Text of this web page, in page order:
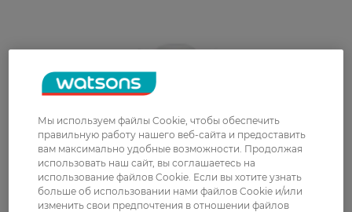
Мы используем файлы Cookie, чтобы обеспечить
правильную работу нашего веб-сайта и предоставить
вам максимально удобные возможности. Продолжая
использовать наш сайт, вы соглашаетесь на
использование файлов Cookie. Если вы хотите узнать
больше об использовании нами файлов Cookie и/или
изменить свои предпочтения в отношении файлов